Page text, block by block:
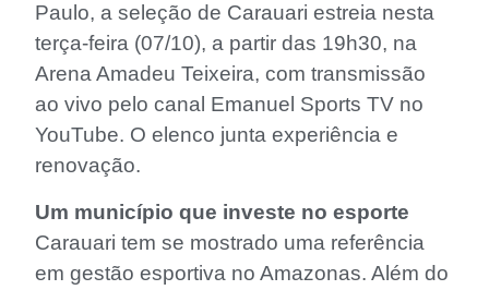
Paulo, a seleção de Carauari estreia nesta
terça-feira (07/10), a partir das 19h30, na
Arena Amadeu Teixeira, com transmissão
ao vivo pelo canal Emanuel Sports TV no
YouTube. O elenco junta experiência e
renovação.
Um município que investe no esporte
Carauari tem se mostrado uma referência
em gestão esportiva no Amazonas. Além do